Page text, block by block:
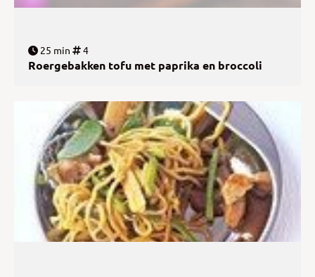
25 min 4
Roergebakken tofu met paprika en broccoli